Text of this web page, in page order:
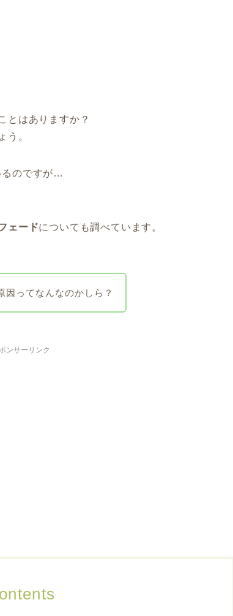
とはありますか？
う。
るのですが…
ェードについても調べています。
因ってなんなのかしら？
ンサーリンク